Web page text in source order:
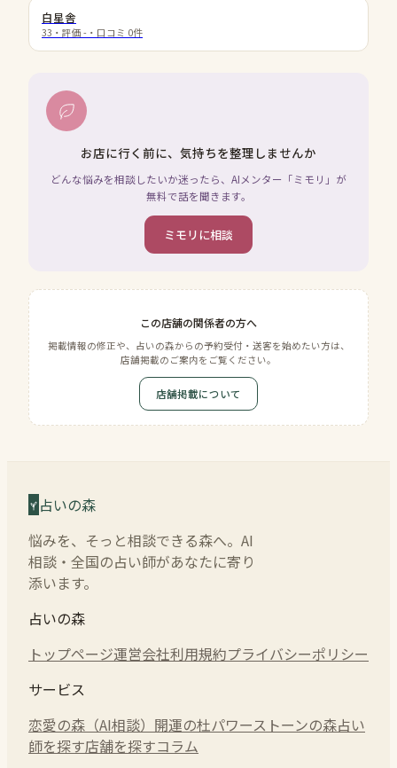
白星舎
33 ・評価 - ・口コミ 0件
お店に行く前に、気持ちを整理しませんか
どんな悩みを相談したいか迷ったら、AIメンター「ミモリ」が
無料で話を聞きます。
ミモリに相談
この店舗の関係者の方へ
掲載情報の修正や、占いの森からの予約受付・送客を始めたい方は、
店舗掲載のご案内をご覧ください。
店舗掲載について
占いの森
悩みを、そっと相談できる森へ。AI
相談・全国の占い師があなたに寄り
添います。
占いの森
トップページ運営会社利用規約プライバシーポリシー
サービス
恋愛の森（AI相談） 開運の杜パワーストーンの森占い
師を探す店舗を探すコラム